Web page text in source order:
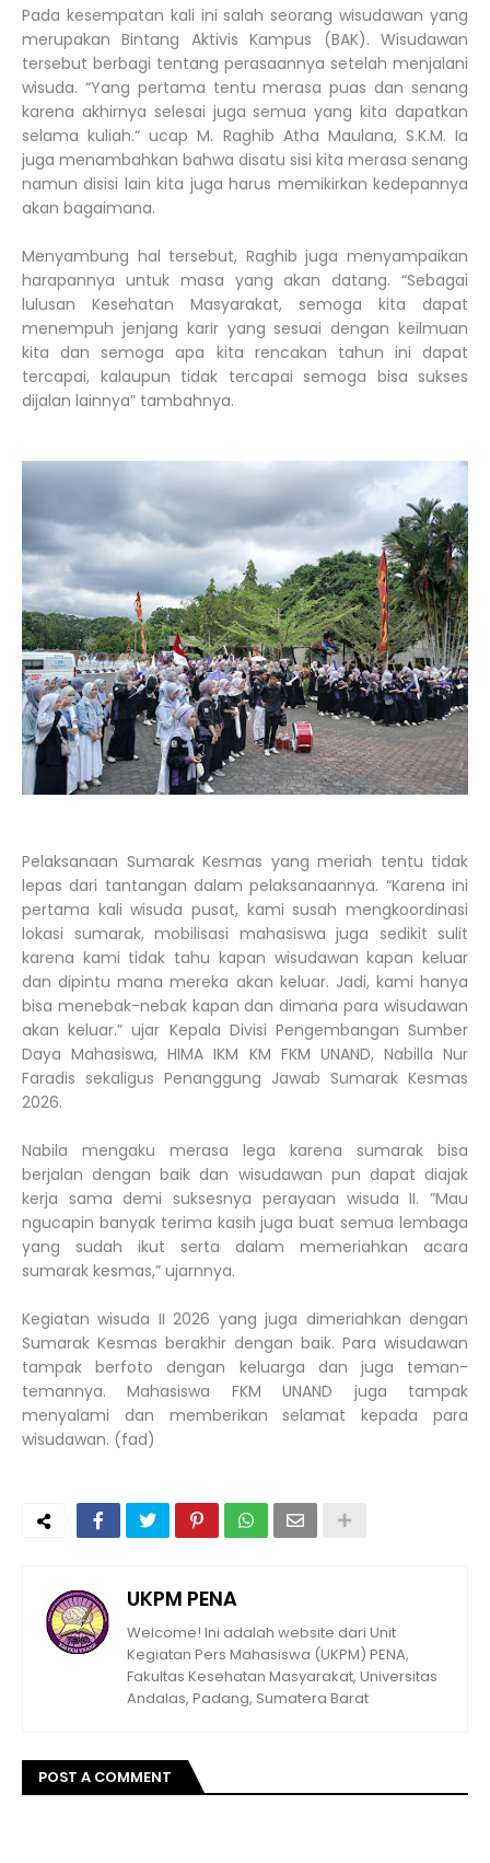
Pada kesempatan kali ini salah seorang wisudawan yang
merupakan Bintang Aktivis Kampus (BAK). Wisudawan
tersebut berbagi tentang perasaannya setelah menjalani
wisuda. “Yang pertama tentu merasa puas dan senang
karena akhirnya selesai juga semua yang kita dapatkan
selama kuliah.“ ucap M. Raghib Atha Maulana, S.K.M. Ia
juga menambahkan bahwa disatu sisi kita merasa senang
namun disisi lain kita juga harus memikirkan kedepannya
akan bagaimana.
Menyambung hal tersebut, Raghib juga menyampaikan
harapannya untuk masa yang akan datang. “Sebagai
lulusan Kesehatan Masyarakat, semoga kita dapat
menempuh jenjang karir yang sesuai dengan keilmuan
kita dan semoga apa kita rencakan tahun ini dapat
tercapai, kalaupun tidak tercapai semoga bisa sukses
dijalan lainnya” tambahnya.
Pelaksanaan Sumarak Kesmas yang meriah tentu tidak
lepas dari tantangan dalam pelaksanaannya. “Karena ini
pertama kali wisuda pusat, kami susah mengkoordinasi
lokasi sumarak, mobilisasi mahasiswa juga sedikit sulit
karena kami tidak tahu kapan wisudawan kapan keluar
dan dipintu mana mereka akan keluar. Jadi, kami hanya
bisa menebak-nebak kapan dan dimana para wisudawan
akan keluar.” ujar Kepala Divisi Pengembangan Sumber
Daya Mahasiswa, HIMA IKM KM FKM UNAND, Nabilla Nur
Faradis sekaligus Penanggung Jawab Sumarak Kesmas
2026.
Nabila mengaku merasa lega karena sumarak bisa
berjalan dengan baik dan wisudawan pun dapat diajak
kerja sama demi suksesnya perayaan wisuda II. ”Mau
ngucapin banyak terima kasih juga buat semua lembaga
yang sudah ikut serta dalam memeriahkan acara
sumarak kesmas,” ujarnnya.
Kegiatan wisuda II 2026 yang juga dimeriahkan dengan
Sumarak Kesmas berakhir dengan baik. Para wisudawan
tampak berfoto dengan keluarga dan juga teman-
temannya. Mahasiswa FKM UNAND juga tampak
menyalami dan memberikan selamat kepada para
wisudawan. (fad)
UKPM PENA
Welcome! Ini adalah website dari Unit
Kegiatan Pers Mahasiswa (UKPM) PENA,
Fakultas Kesehatan Masyarakat, Universitas
Andalas, Padang, Sumatera Barat
POST A COMMENT